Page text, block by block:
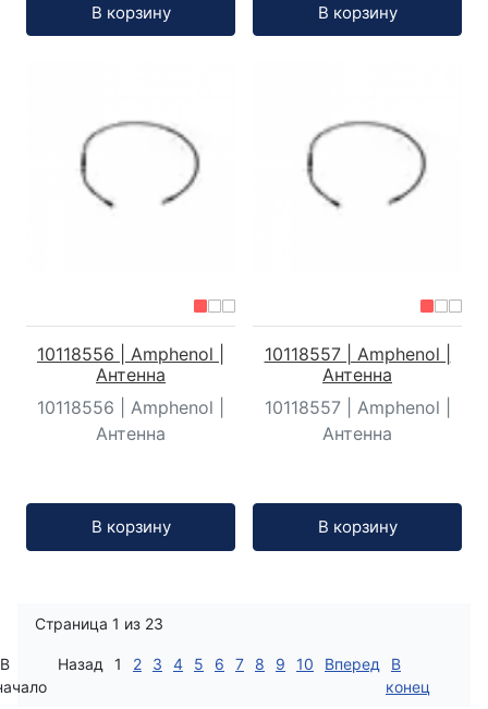
В корзину В корзину
10118556 | Amphenol |
Антенна
10118556 | Amphenol |
Антенна
В корзину
10118557 | Amphenol |
Антенна
10118557 | Amphenol |
Антенна
В корзину
Страница 1 из 23
В
Назад 1 2 3 4 5 6 7 8 9 10 Вперед
В
конец